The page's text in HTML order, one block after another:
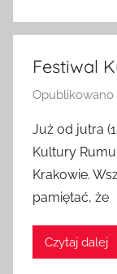
Festiwal
Opublikowano
Już od jutra
Kultury
Krakowie.
pamiętać, że
Czytaj dalej